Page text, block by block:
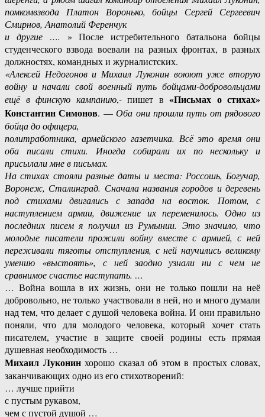
помкомвзвода Платон Воронько, бойцы Сергей Сергеевич
Смирнов, Анатолий Ференчук
и другие …. » После истребительного батальона бойцы
студенческого взвода воевали на разных фронтах, в разных
должностях, командных и журналистских.
«Алексей Недогонов и Михаил Луконин воюют уже вторую
войну и начали свой военный путь бойцами-добровольцами
ещё в финскую кампанию,- пишет в «Письмах о стихах»
Константин Симонов. —Оба они прошли путь от рядового
бойца до офицера,
политработника, армейского газетчика. Всё это время они
оба писали стихи. Иногда собирали их по нескольку и
присылали мне в письмах.
На стихах стояли разные даты и места: Россошь, Богучар,
Воронеж, Сталинград. Сначала названия городов и деревень
под стихами двигались с запада на восток. Потом, с
наступлением армии, движение их переменилось. Одно из
последних писем я получил изРумынии. Это значило, что
молодые писатели прожили войну вместе с армией, с ней
переживали тяготы отступления, с ней научились великому
умению «выстоять», с ней заодно узнали ни с чем не
сравнимое счастье наступать. …
… Война вошла в их жизнь, они не только пошли на неё
добровольно, не только участвовали в ней, но и много думали
над тем, что делает с душой человека война. И они правильно
поняли, что для молодого человека, который хочет стать
писателем, участие в защите своей родины есть прямая
душевная необходимость …
Михаил Луконинхорошо сказал об этом в простых словах,
заканчивающих одно из его стихотворений:
… лучше прийти
с пустым рукавом,
чем с пустой душой …